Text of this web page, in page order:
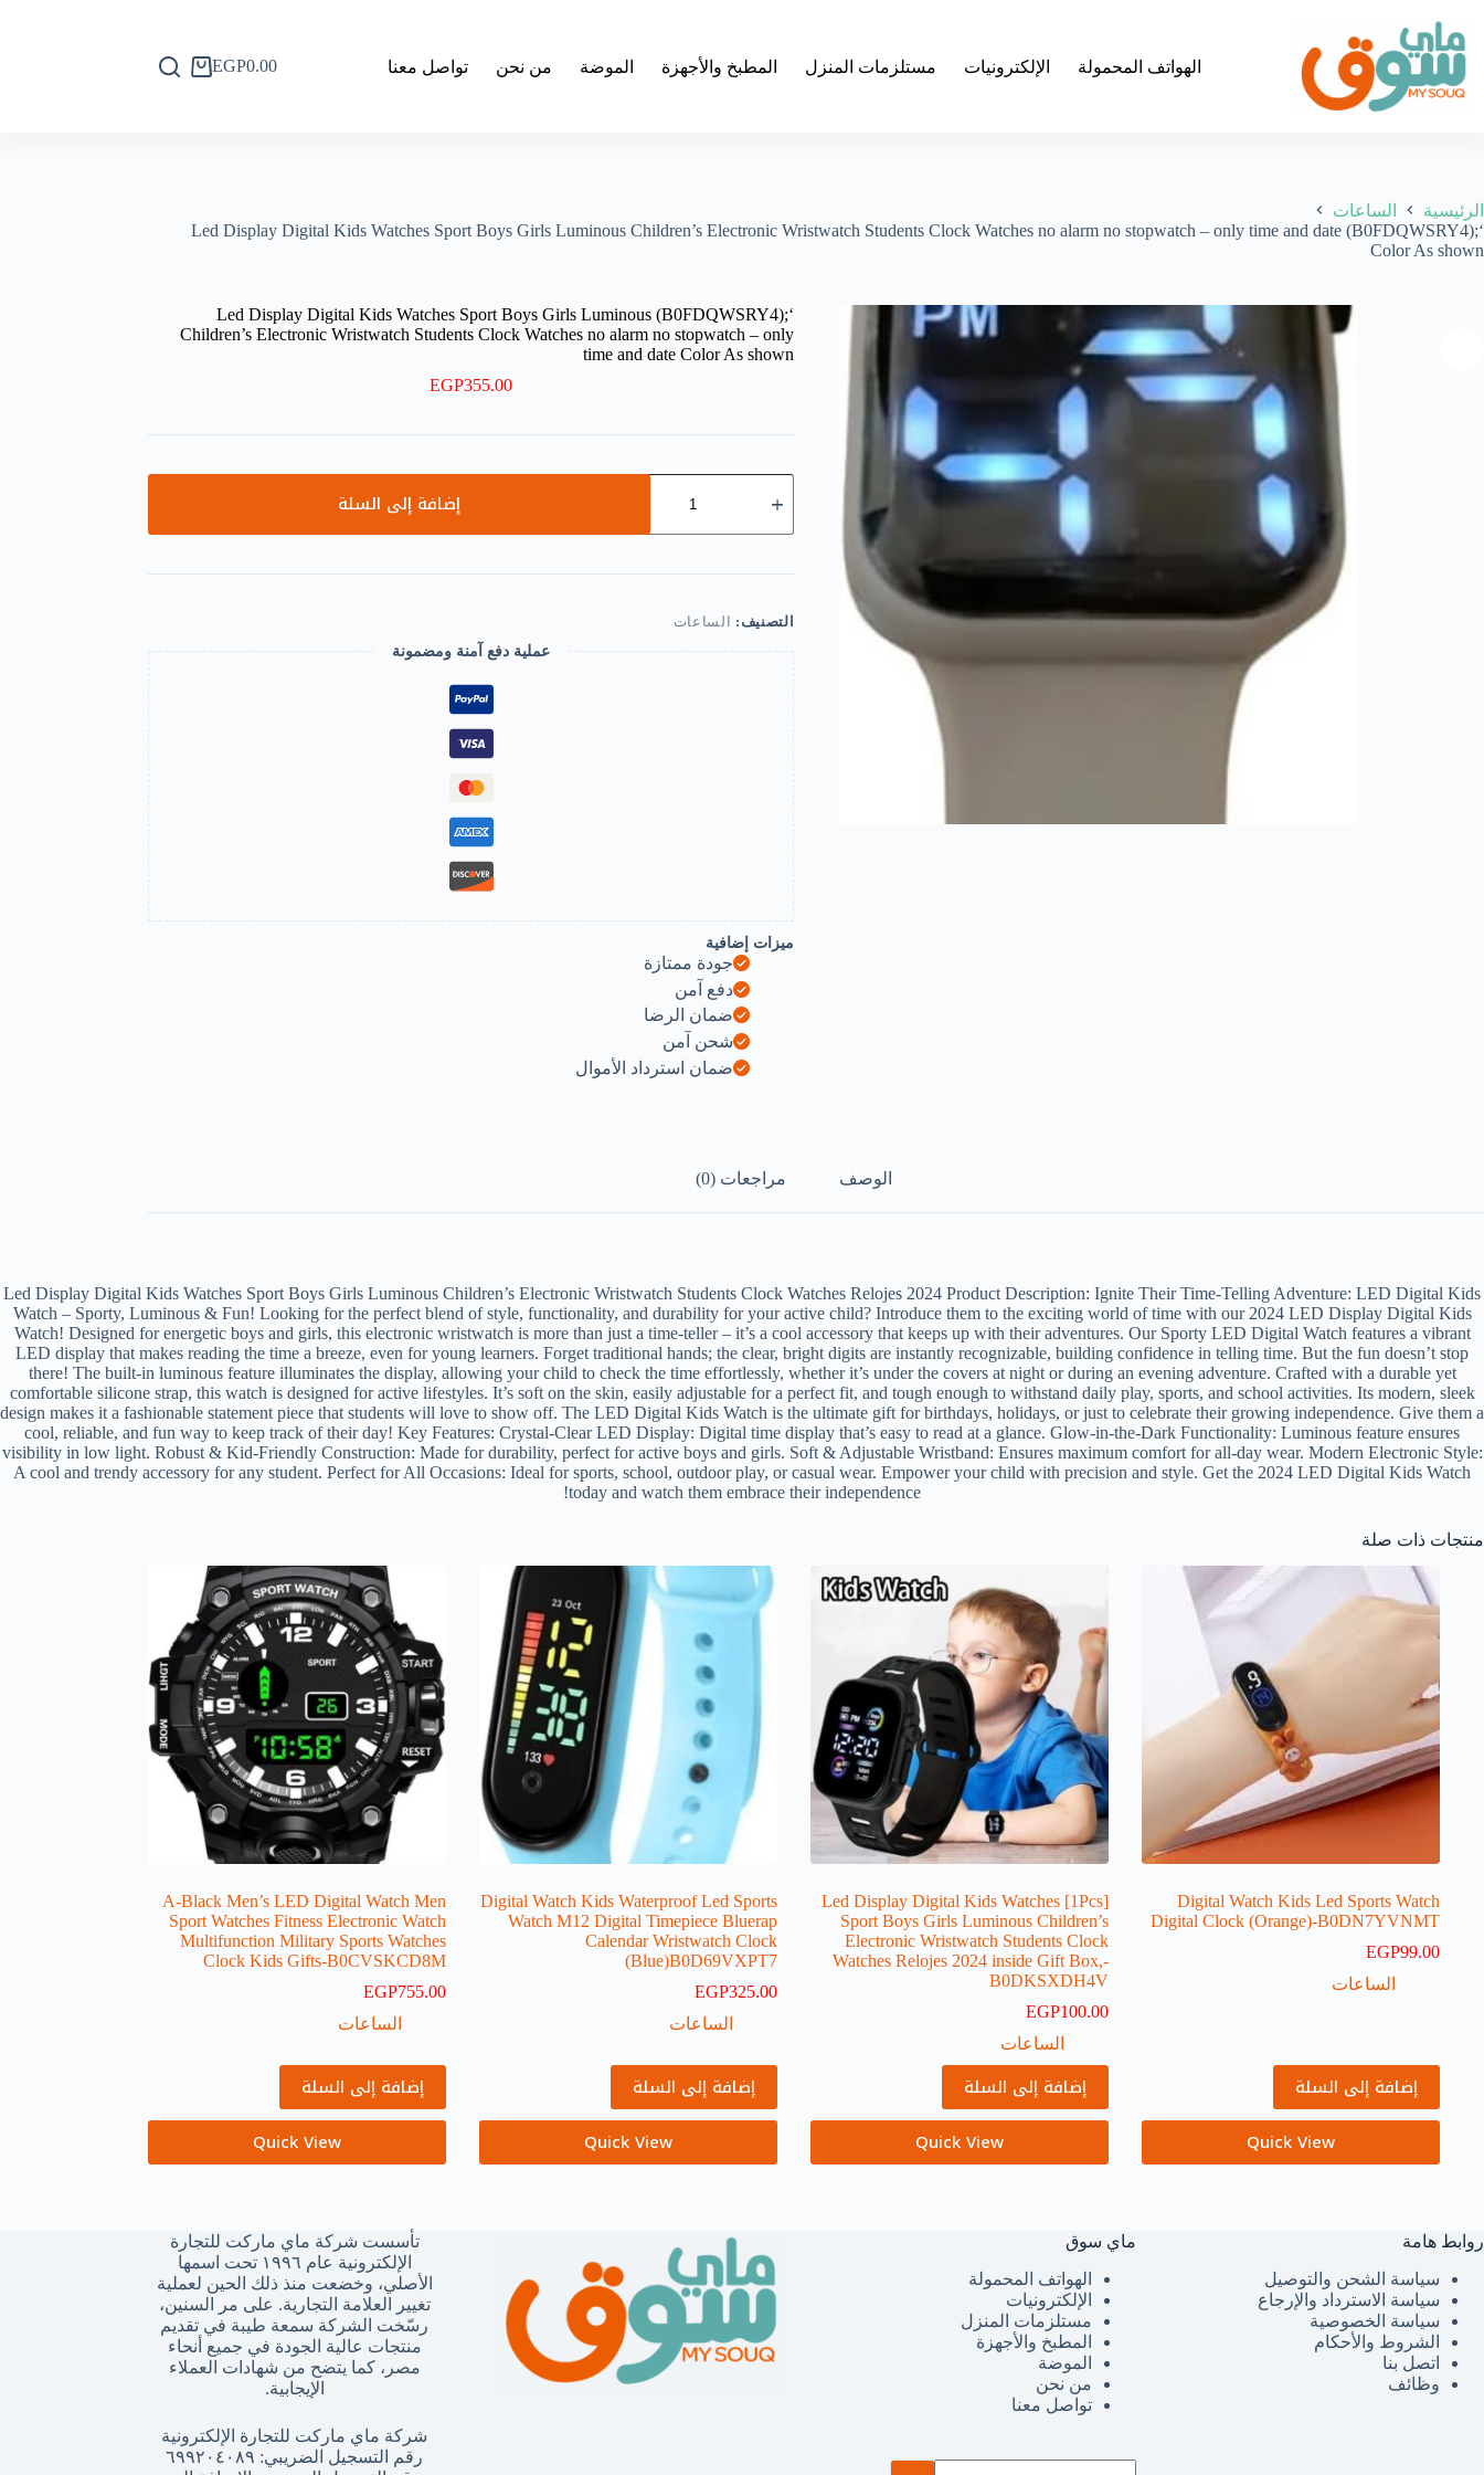
إلى
المحتوى
الهواتف المحمولة الإلكترونيات مستلزمات المنزل المطبخ والأجهزة الموضة من نحن تواصل معنا
عربةEGP0.00
الرئيسية
الساعات
‘;(B0FDQWSRY4) Led Display Digital Kids Watches Sport Boys Girls Luminous Children’s Electronic Wristwatch Students Clock Watches no alarm no stopwatch – only time and date
Color As shown
‘;(B0FDQWSRY4) Led Display Digital Kids Watches Sport Boys Girls Luminous
Children’s Electronic Wristwatch Students Clock Watches no alarm no stopwatch – only
time and date Color As shown
EGP355.00
Led
Digital
Watches
Sport
Boys
Girls
Luminous
Children’s
Electronic
Wristwatch
Students
Clock
Watches
no
alarm
no
stopwatch
-
only
time
and
إضافة إلى السلة
التصنيف:
الساعات
عملية دفع آمنة ومضمونة
ميزات إضافية
جودة ممتازة
دفع آمن
ضمان الرضا
شحن آمن
ضمان استرداد الأموال
الوصف مراجعات (0)
Led Display Digital Kids Watches Sport Boys Girls Luminous Children’s Electronic Wristwatch Students Clock Watches Relojes 2024 Product Description: Ignite Their Time-Telling Adventure: LED Digital Kids
Watch – Sporty, Luminous & Fun! Looking for the perfect blend of style, functionality, and durability for your active child? Introduce them to the exciting world of time with our 2024 LED Display Digital Kids
Watch! Designed for energetic boys and girls, this electronic wristwatch is more than just a time-teller – it’s a cool accessory that keeps up with their adventures. Our Sporty LED Digital Watch features a vibrant
LED display that makes reading the time a breeze, even for young learners. Forget traditional hands; the clear, bright digits are instantly recognizable, building confidence in telling time. But the fun doesn’t stop
there! The built-in luminous feature illuminates the display, allowing your child to check the time effortlessly, whether it’s under the covers at night or during an evening adventure. Crafted with a durable yet
comfortable silicone strap, this watch is designed for active lifestyles. It’s soft on the skin, easily adjustable for a perfect fit, and tough enough to withstand daily play, sports, and school activities. Its modern, sleek
design makes it a fashionable statement piece that students will love to show off. The LED Digital Kids Watch is the ultimate gift for birthdays, holidays, or just to celebrate their growing independence. Give them a
cool, reliable, and fun way to keep track of their day! Key Features: Crystal-Clear LED Display: Digital time display that’s easy to read at a glance. Glow-in-the-Dark Functionality: Luminous feature ensures
visibility in low light. Robust & Kid-Friendly Construction: Made for durability, perfect for active boys and girls. Soft & Adjustable Wristband: Ensures maximum comfort for all-day wear. Modern Electronic Style:
A cool and trendy accessory for any student. Perfect for All Occasions: Ideal for sports, school, outdoor play, or casual wear. Empower your child with precision and style. Get the 2024 LED Digital Kids Watch
today and watch them embrace their independence!
منتجات ذات صلة
Digital Watch Kids Led Sports Watch
Digital Clock (Orange)-B0DN7YVNMT
EGP99.00
الساعات
إضافة إلى السلة
Quick View
[1Pcs] Led Display Digital Kids Watches
Sport Boys Girls Luminous Children’s
Electronic Wristwatch Students Clock
Watches Relojes 2024 inside Gift Box,-
B0DKSXDH4V
EGP100.00
الساعات
إضافة إلى السلة
Quick View
Digital Watch Kids Waterproof Led Sports
Watch M12 Digital Timepiece Bluerap
Calendar Wristwatch Clock
(Blue)B0D69VXPT7
EGP325.00
الساعات
إضافة إلى السلة
Quick View
A-Black Men’s LED Digital Watch Men
Sport Watches Fitness Electronic Watch
Multifunction Military Sports Watches
Clock Kids Gifts-B0CVSKCD8M
EGP755.00
الساعات
إضافة إلى السلة
Quick View
روابط هامة
سياسة الشحن والتوصيل
سياسة الاسترداد والإرجاع
سياسة الخصوصية
الشروط والأحكام
اتصل بنا
وظائف
ماي سوق
الهواتف المحمولة
الإلكترونيات
مستلزمات المنزل
المطبخ والأجهزة
الموضة
من نحن
تواصل معنا
تأسست شركة ماي ماركت للتجارة
الإلكترونية عام ١٩٩٦ تحت اسمها
الأصلي، وخضعت منذ ذلك الحين لعملية
تغيير العلامة التجارية. على مر السنين،
رسّخت الشركة سمعة طيبة في تقديم
منتجات عالية الجودة في جميع أنحاء
مصر، كما يتضح من شهادات العملاء
الإيجابية.
شركة ماي ماركت للتجارة الإلكترونية
رقم التسجيل الضريبي: ٦٩٩٢٠٤٠٨٩